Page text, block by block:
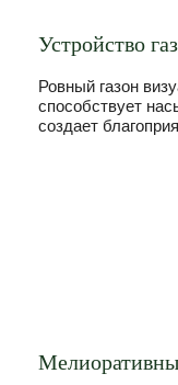
Устройство
Ровный газон
способствует
создает